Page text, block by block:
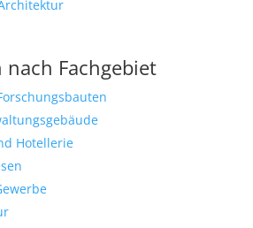
Fachgebiet
Hotellerie